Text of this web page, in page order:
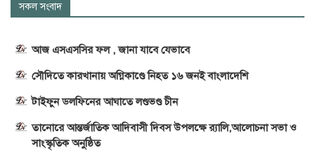
সকল সংবাদ
আজ এসএসসির ফল , জানা যাবে যেভাবে
সৌদিতে কারখানায় অগ্নিকাণ্ডে নিহত ১৬ জনই বাংলাদেশি
টাইফুন ডলফিনের আঘাতে লণ্ডভণ্ড চীন
তানোরে আন্তর্জাতিক আদিবাসী দিবস উপলক্ষে র‍্যালি,আলোচনা সভা ও
সাংস্কৃতিক অনুষ্ঠিত